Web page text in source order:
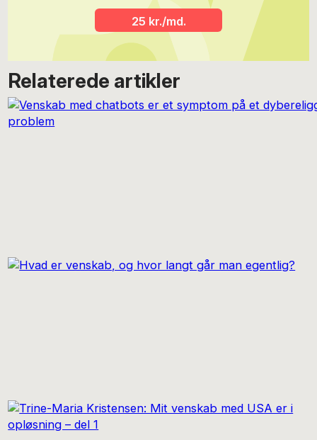
25 kr./md.
Relaterede artikler